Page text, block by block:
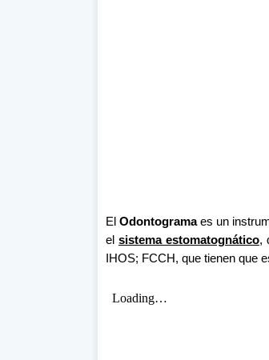
El Odontogramaes un
el sistema estomatognático,
IHOS; FCCH, que tienen que